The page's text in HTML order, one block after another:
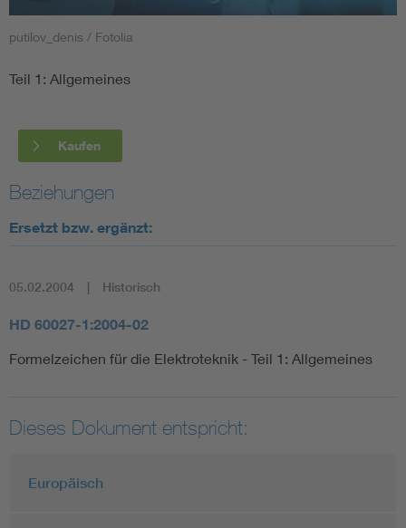
Smart Cities
DKE Fachinformationen im Kontext der Normung
Blitzschutz: DIN EN 62305 in der Übersicht
Circular Economy für mehr Ressourceneffizienz
Cybersecurity in der Industrieautomatisierung
DIN VDE 0100 für sichere Elektroinstallationen
putilov_denis / Fotolia
Teil 1: Allgemeines
Kaufen
Beziehungen
Ersetzt bzw. ergänzt:
05.02.2004 Historisch
HD 60027-1:2004-02
Formelzeichen für die Elektroteknik - Teil 1: Allgemeines
Dieses Dokument entspricht:
Europäisch